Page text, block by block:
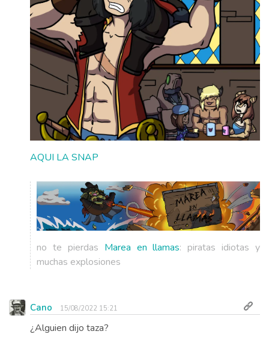
AQUI LA SNAP
no te pierdas Marea en llamas: piratas idiotas y
muchas explosiones
Cano 15/08/2022 15:21
¿Alguien dijo taza?